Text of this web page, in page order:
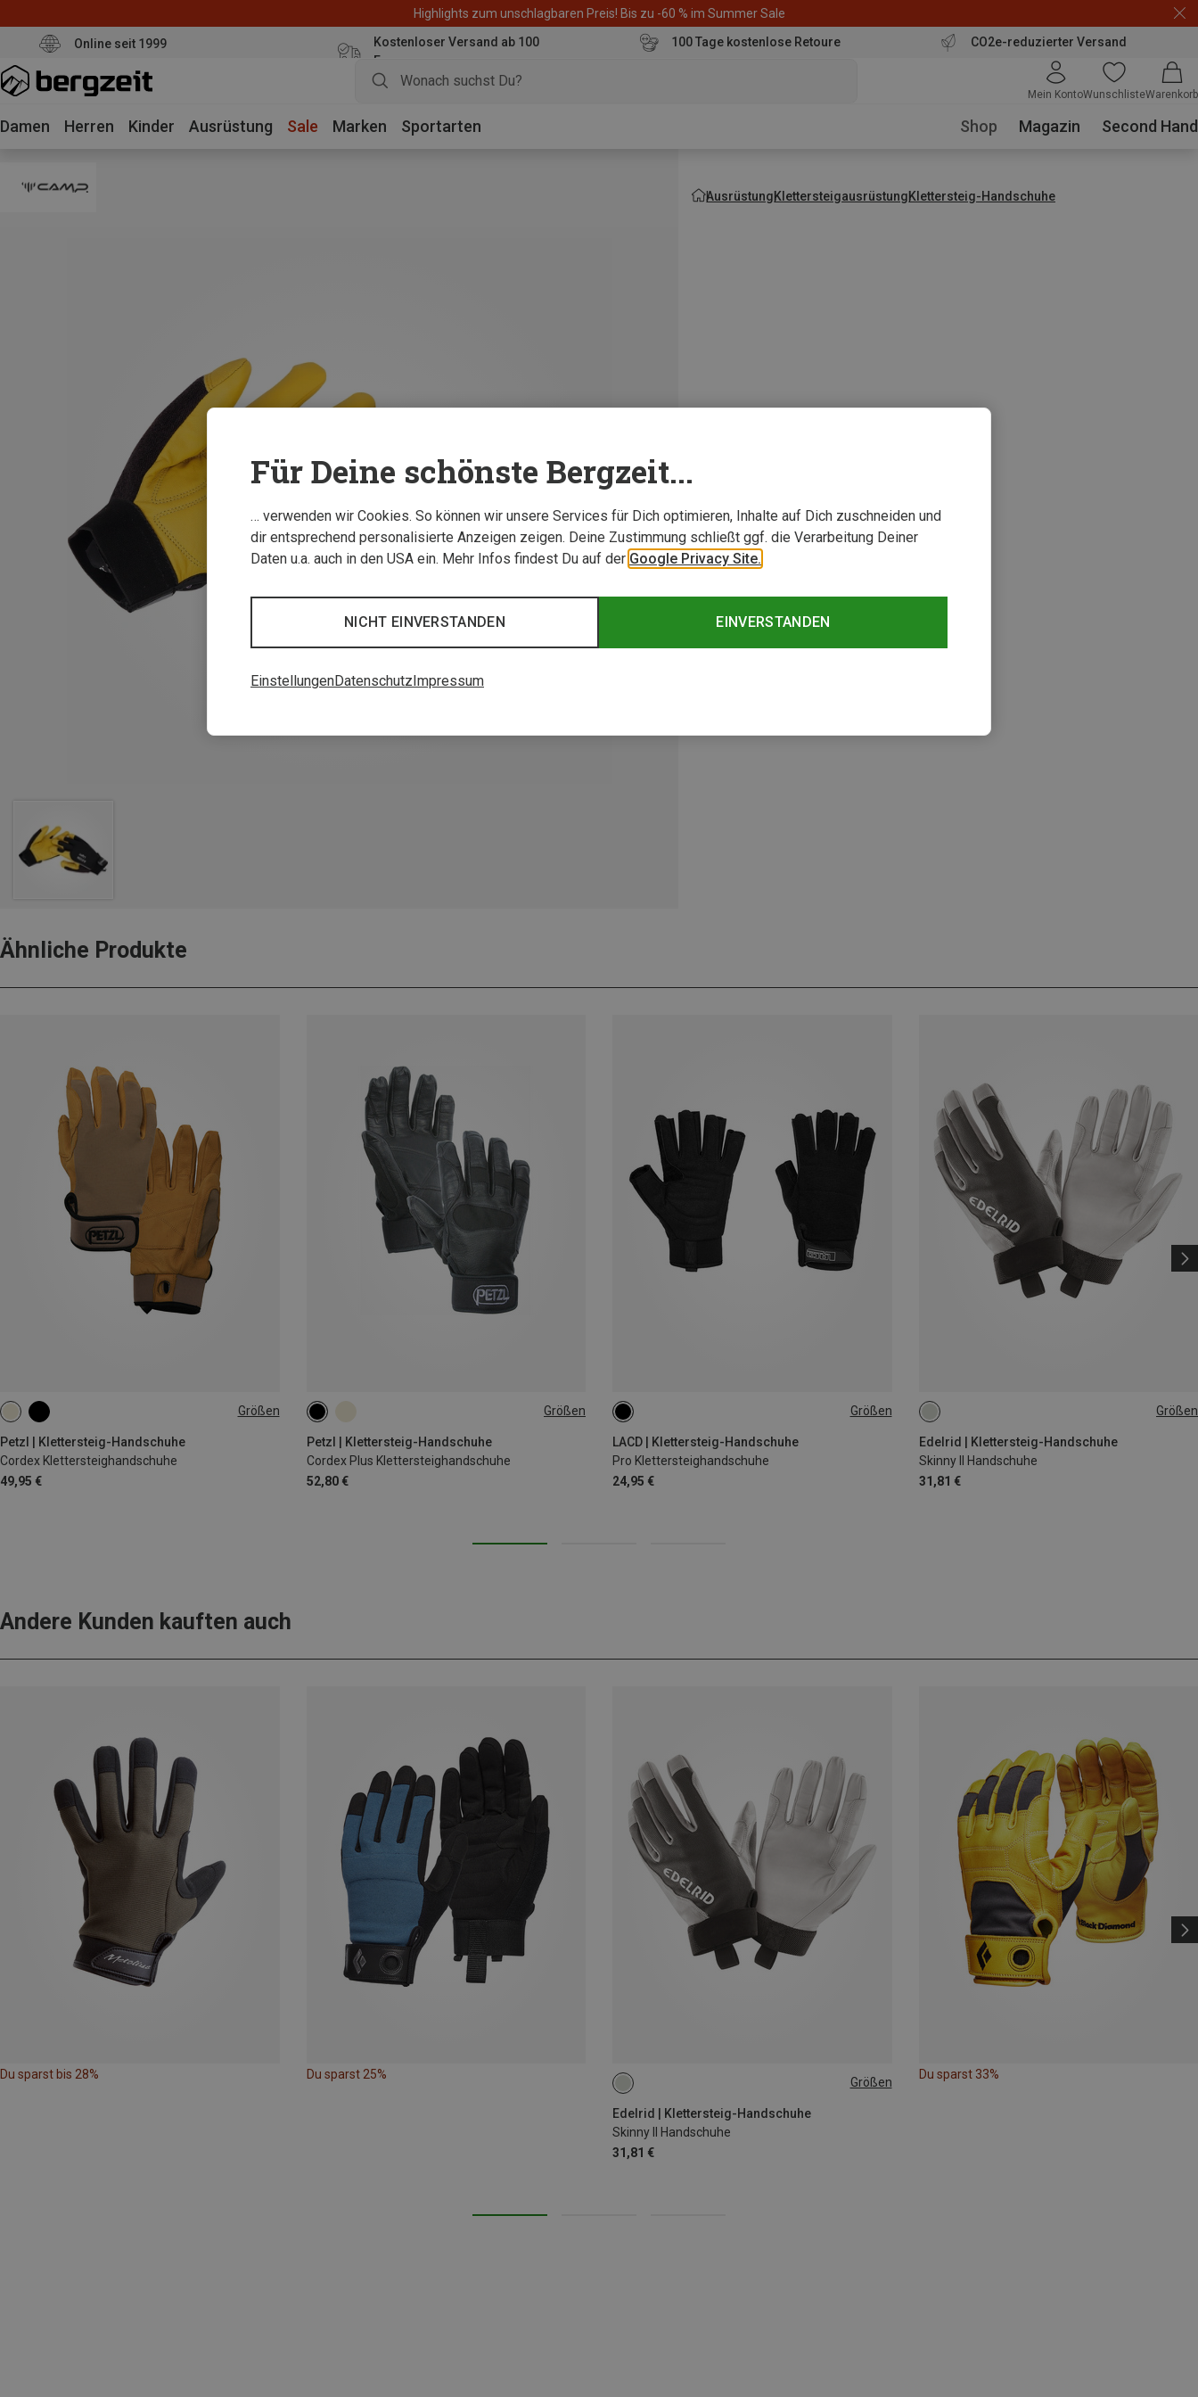
Highlights zum unschlagbaren Preis! Bis zu -60 % im Summer Sale
Online seit 1999
Kostenloser Versand ab 100
Euro
100 Tage kostenlose Retoure CO2e-reduzierter Versand
Mein KontoWunschlisteWarenkorb
Damen Herren Kinder Ausrüstung Sale Marken Sportarten Shop Magazin Second Hand
AusrüstungKlettersteigausrüstungKlettersteig-Handschuhe
Ähnliche Produkte
Größen
Petzl | Klettersteig-Handschuhe
Cordex Klettersteighandschuhe
49,95 €
XS S Größen
Petzl | Klettersteig-Handschuhe
Cordex Plus Klettersteighandschuhe
52,80 €
S Größen
LACD | Klettersteig-Handschuhe
Pro Klettersteighandschuhe
24,95 €
S Größen
Edelrid | Klettersteig-Handschuhe
Skinny II Handschuhe
31,81 €
S
Andere Kunden kauften auch
Du sparst bis 28% Du sparst 25%
Größen
Edelrid | Klettersteig-Handschuhe
Skinny II Handschuhe
31,81 €
S
Du sparst 33%
Für Deine schönste Bergzeit...
… verwenden wir Cookies. So können wir unsere Services für Dich optimieren, Inhalte auf Dich zuschneiden und
dir entsprechend personalisierte Anzeigen zeigen. Deine Zustimmung schließt ggf. die Verarbeitung Deiner
Daten u.a. auch in den USA ein. Mehr Infos findest Du auf der Google Privacy Site.
EINVERSTANDEN
NICHT EINVERSTANDEN
EinstellungenDatenschutz Impressum